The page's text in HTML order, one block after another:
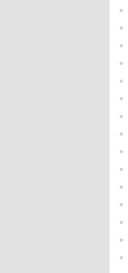
•
•
•
•
•
•
•
•
•
•
•
•
•
•
•